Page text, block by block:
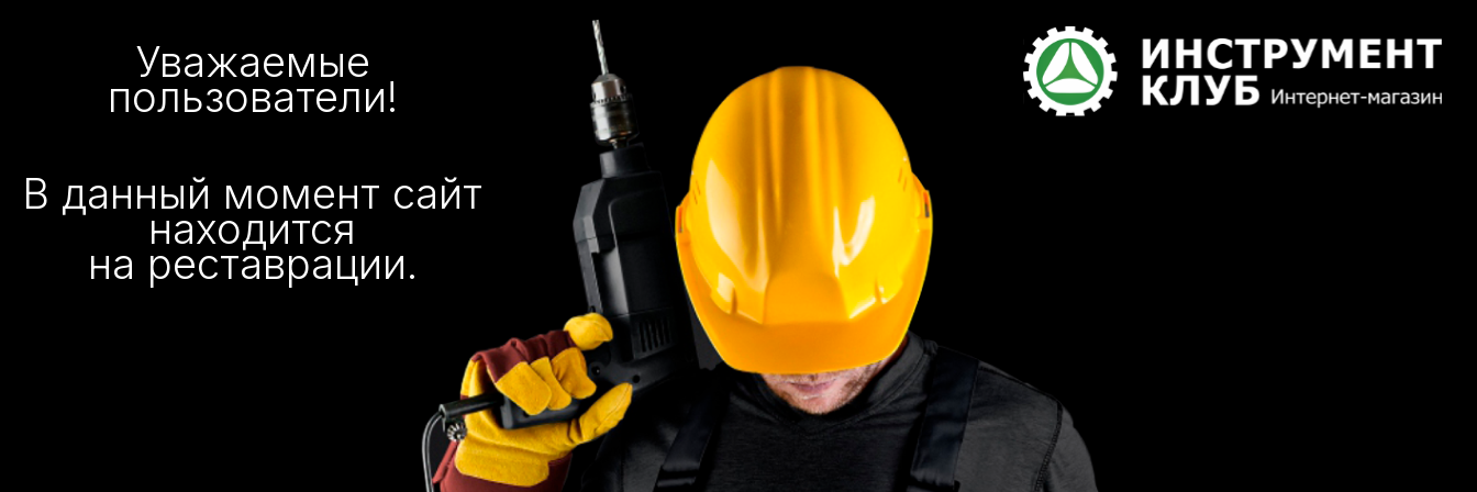
Уважаемые
пользователи!
В данный момент сайт
находится
на реставрации.